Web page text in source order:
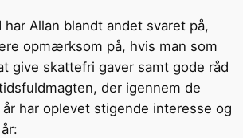
Allan blandt andet svaret på,
opmærksom på, hvis man som
give skattefri gaver samt gode råd
der igennem de
har oplevet stigende interesse og